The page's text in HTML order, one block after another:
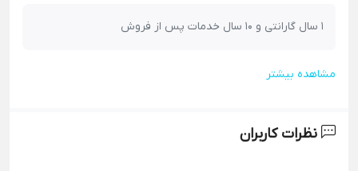
1 سال گارانتی و 10 سال خدمات پس از فروش
مشاهده بیشتر
نظرات کاربران